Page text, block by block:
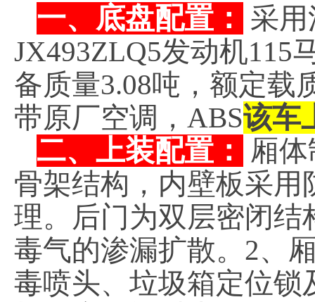
一、底盘配置：
采用
JX493ZLQ5发动机115
备质量3.08吨，额定载
带原厂空调，ABS该车
二、上装配置：
厢
骨架结构，内壁板采
理。后门为双层密闭
毒气的渗漏扩散。2、
毒喷头、垃圾箱定位